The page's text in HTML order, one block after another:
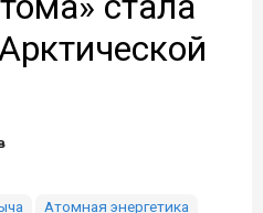
Атомная энергетика